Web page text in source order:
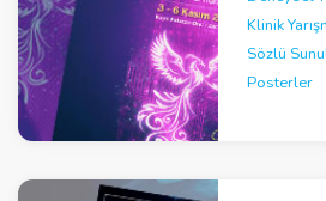
Klinik
Sözlü
Posterler